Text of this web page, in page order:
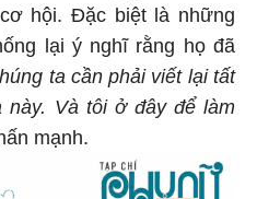
hội. Đặc biệt là những
lại ý nghĩ rằng họ đã
ta cần phải viết lại tất
này. Và tôi ở đây để làm
mạnh.